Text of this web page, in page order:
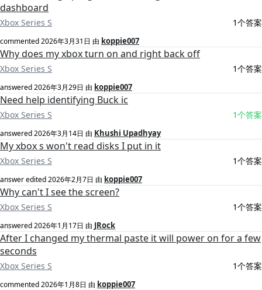
dashboard
Xbox Series S 1个答案
commented2026年3月31日 由 koppie007
Why does my xbox turn on and right back off
Xbox Series S 1个答案
answered2026年3月29日 由 koppie007
Need help identifying Buck ic
Xbox Series S 1个答案
answered2026年3月14日 由 Khushi Upadhyay
My xbox s won't read disks I put in it
Xbox Series S 1个答案
answer edited2026年2月7日 由 koppie007
Why can't I see the screen?
Xbox Series S 1个答案
answered2026年1月17日 由 JRock
After I changed my thermal paste it will power on for a few
seconds
Xbox Series S 1个答案
commented2026年1月8日 由 koppie007